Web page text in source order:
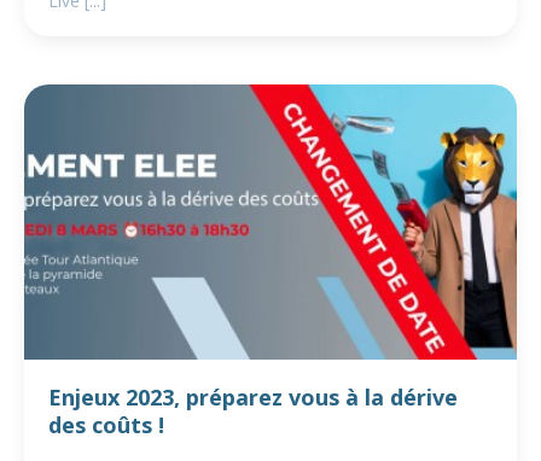
Enjeux 2023, préparez vous à la dérive
des coûts !